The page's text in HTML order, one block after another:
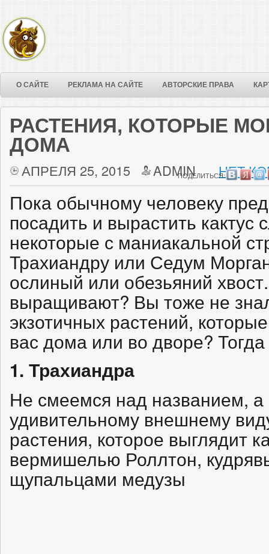
О САЙТЕ РЕКЛАМА НА САЙТЕ АВТОРСКИЕ ПРАВА
РАСТЕНИЯ, КОТОРЫЕ
ДОМА
АПРЕЛЯ 25, 2015 ADMIN НЕТ
ПОДЕЛИТЬСЯ:
Пока обычному человеку
посадить и вырастить кактус
некоторые с маниакальной
Трахиандру или Седум
ослиный или обезьяний
выращивают? Вы тоже не
экзотичных растений,
вас дома или во дворе?
1. Трахиандра
Не смеемся над названием,
удивительному внешнему
растения, которое выглядит
вермишелью Роллтон,
щупальцами медузы